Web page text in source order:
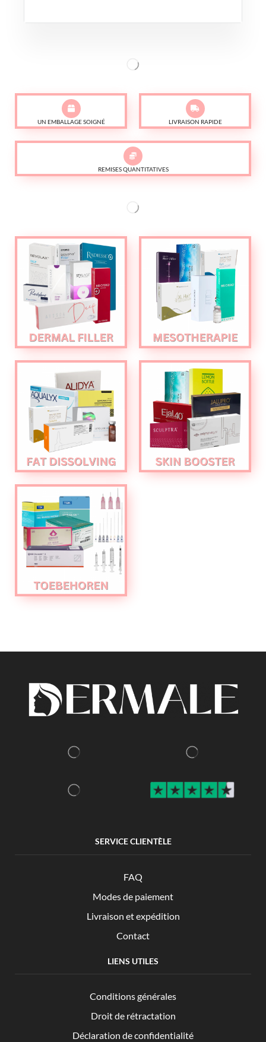
UN EMBALLAGE SOIGNÉ LIVRAISON RAPIDE
REMISES QUANTITATIVES
SERVICE CLIENTÈLE
FAQ
Modes de paiement
Livraison et expédition
Contact
LIENS UTILES
Conditions générales
Droit de rétractation
Déclaration de confidentialité